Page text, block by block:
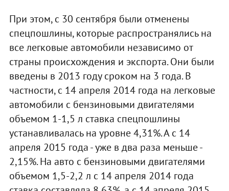
При этом, с 30 сентября были отменены
спецпошлины, которые распространялись на
все легковые автомобили независимо от
страны происхождения и экспорта. Они были
введены в 2013 году сроком на 3 года. В
частности, с 14 апреля 2014 года на легковые
автомобили с бензиновыми двигателями
объемом 1-1,5 л ставка спецпошлины
устанавливалась на уровне 4,31%. А с 14
апреля 2015 года - уже в два раза меньше -
2,15%. На авто с бензиновыми двигателями
объемом 1,5-2,2 л с 14 апреля 2014 года